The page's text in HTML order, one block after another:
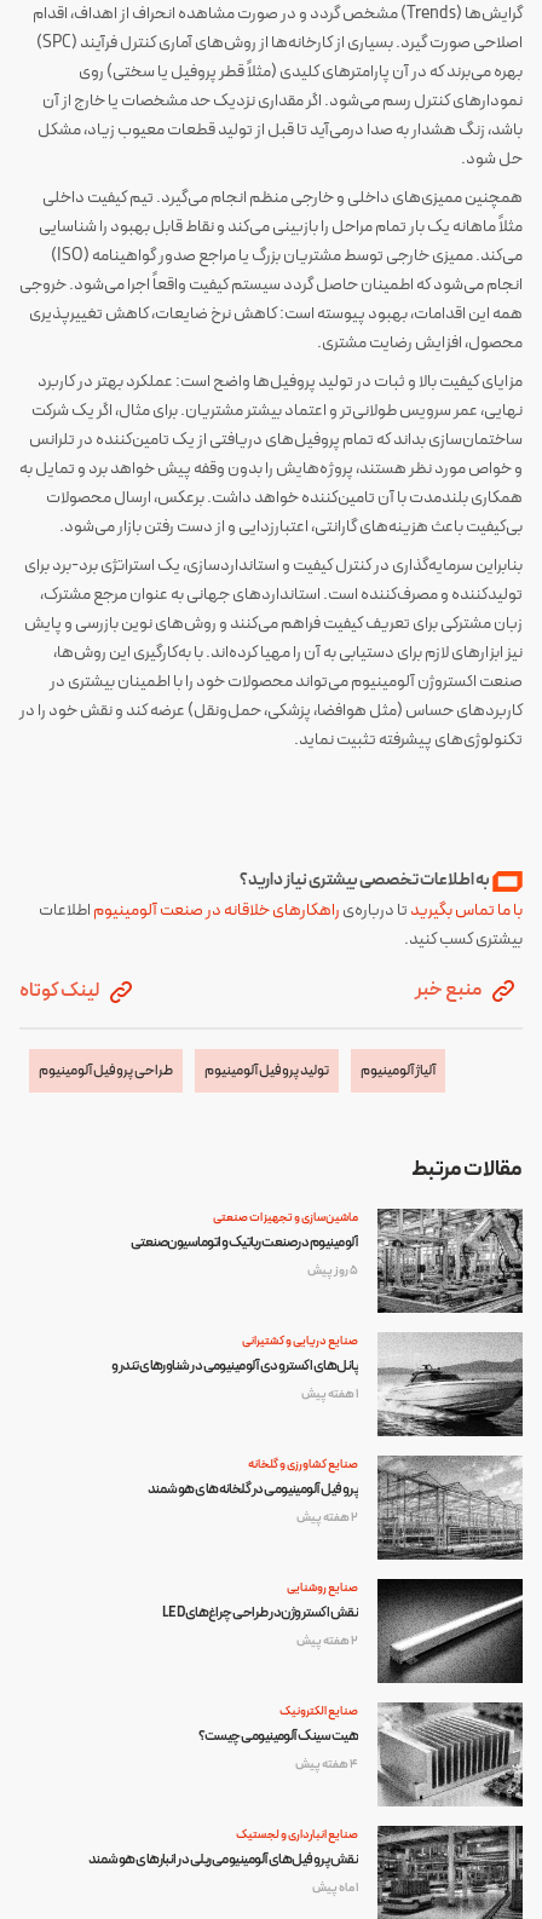
گرایش‌ها (Trends) مشخص گردد و در صورت مشاهده انحراف از اهداف، اقدام
اصلاحی صورت گیرد​. بسیاری از کارخانه‌ها از روش‌های آماری کنترل فرآیند (SPC)
بهره می‌برند که در آن پارامترهای کلیدی (مثلاً قطر پروفیل یا سختی) روی
نمودارهای کنترل رسم می‌شود. اگر مقداری نزدیک حد مشخصات یا خارج از آن
باشد، زنگ هشدار به صدا درمی‌آید تا قبل از تولید قطعات معیوب زیاد، مشکل
حل شود.
همچنین ممیزی‌های داخلی و خارجی منظم انجام می‌گیرد. تیم کیفیت داخلی
مثلاً ماهانه یک بار تمام مراحل را بازبینی می‌کند و نقاط قابل بهبود را شناسایی
می‌کند. ممیزی خارجی توسط مشتریان بزرگ یا مراجع صدور گواهینامه (ISO)
انجام می‌شود که اطمینان حاصل گردد سیستم کیفیت واقعاً اجرا می‌شود. خروجی
همه این اقدامات، بهبود پیوسته است: کاهش نرخ ضایعات، کاهش تغییرپذیری
محصول، افزایش رضایت مشتری.
مزایای کیفیت بالا و ثبات در تولید پروفیل‌ها واضح است: عملکرد بهتر در کاربرد
نهایی، عمر سرویس طولانی‌تر و اعتماد بیشتر مشتریان. برای مثال، اگر یک شرکت
ساختمان‌سازی بداند که تمام پروفیل‌های دریافتی از یک تامین‌کننده در تلرانس
و خواص مورد نظر هستند، پروژه‌هایش را بدون وقفه پیش خواهد برد و تمایل به
همکاری بلندمدت با آن تامین‌کننده خواهد داشت. برعکس، ارسال محصولات
بی‌کیفیت باعث هزینه‌های گارانتی، اعتبارزدایی و از دست رفتن بازار می‌شود.
بنابراین سرمایه‌گذاری در کنترل کیفیت و استانداردسازی، یک استراتژی برد-برد برای
تولیدکننده و مصرف‌کننده است. استانداردهای جهانی به عنوان مرجع مشترک،
زبان مشترکی برای تعریف کیفیت فراهم می‌کنند و روش‌های نوین بازرسی و پایش
نیز ابزارهای لازم برای دستیابی به آن را مهیا کرده‌اند. با به‌کارگیری این روش‌ها،
صنعت اکستروژن آلومینیوم می‌تواند محصولات خود را با اطمینان بیشتری در
کاربردهای حساس (مثل هوافضا، پزشکی، حمل‌ونقل) عرضه کند و نقش خود را در
تکنولوژی‌های پیشرفته تثبیت نماید.
به اطلاعات تخصصی بیشتری نیاز دارید؟
با ما تماس بگیریدتا درباره‌یراهکارهای خلاقانه در صنعت آلومینیوماطلاعات
بیشتری کسب کنید.
منبع خبر لینک کوتاه
آلیاژ آلومینیوم تولید پروفیل آلومینیوم طراحی پروفیل آلومینیوم
مقالات مرتبط
ماشین‌سازی و تجهیزات صنعتی
آلومینیوم در صنعت رباتیک و اتوماسیون صنعتی
5 روز پیش
صنایع دریایی و کشتیرانی
پانل‌های اکسترودی آلومینیومی در شناورهای تندرو
1 هفته پیش
صنایع کشاورزی و گلخانه
پروفیل آلومینیومی در گلخانه‌های هوشمند
2 هفته پیش
صنایع روشنایی
نقش اکستروژن در طراحی چراغ‌های LED
2 هفته پیش
صنایع الکترونیک
هیت سینک آلومینیومی چیست؟
4 هفته پیش
صنایع انبارداری و لجستیک
نقش پروفیل‌های آلومینیومی ریلی در انبارهای هوشمند
1 ماه پیش